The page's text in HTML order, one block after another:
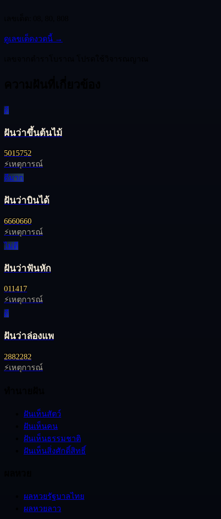
ดูเลขเด็ดงวดนี้ →
ดี
ฝันว่าขึ้นต้นไม้
5015752
⚡เหตุการณ์
ดีมาก
ฝันว่าบินได้
6660660
⚡เหตุการณ์
ไม่ดี
ฝันว่าฟันหัก
011417
⚡เหตุการณ์
ดี
ฝันว่าล่องแพ
2882282
⚡เหตุการณ์
ฝันเห็นสัตว์
ฝันเห็นคน
ฝันเห็นธรรมชาติ
ฝันเห็นสิ่งศักดิ์สิทธิ์
ผลหวยรัฐบาลไทย
ผลหวยลาว